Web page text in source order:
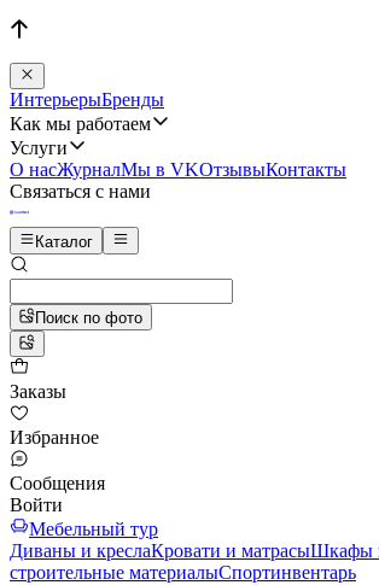
ИнтерьерыБренды
Как мы работаем
Услуги
О насЖурналМы в VKОтзывыКонтакты
Связаться с нами
Каталог
Поиск по фото
Заказы
Избранное
Сообщения
Войти
Мебельный тур
Диваны и креслаКровати и матрасыШкафы
строительные материалыСпортинвентарь